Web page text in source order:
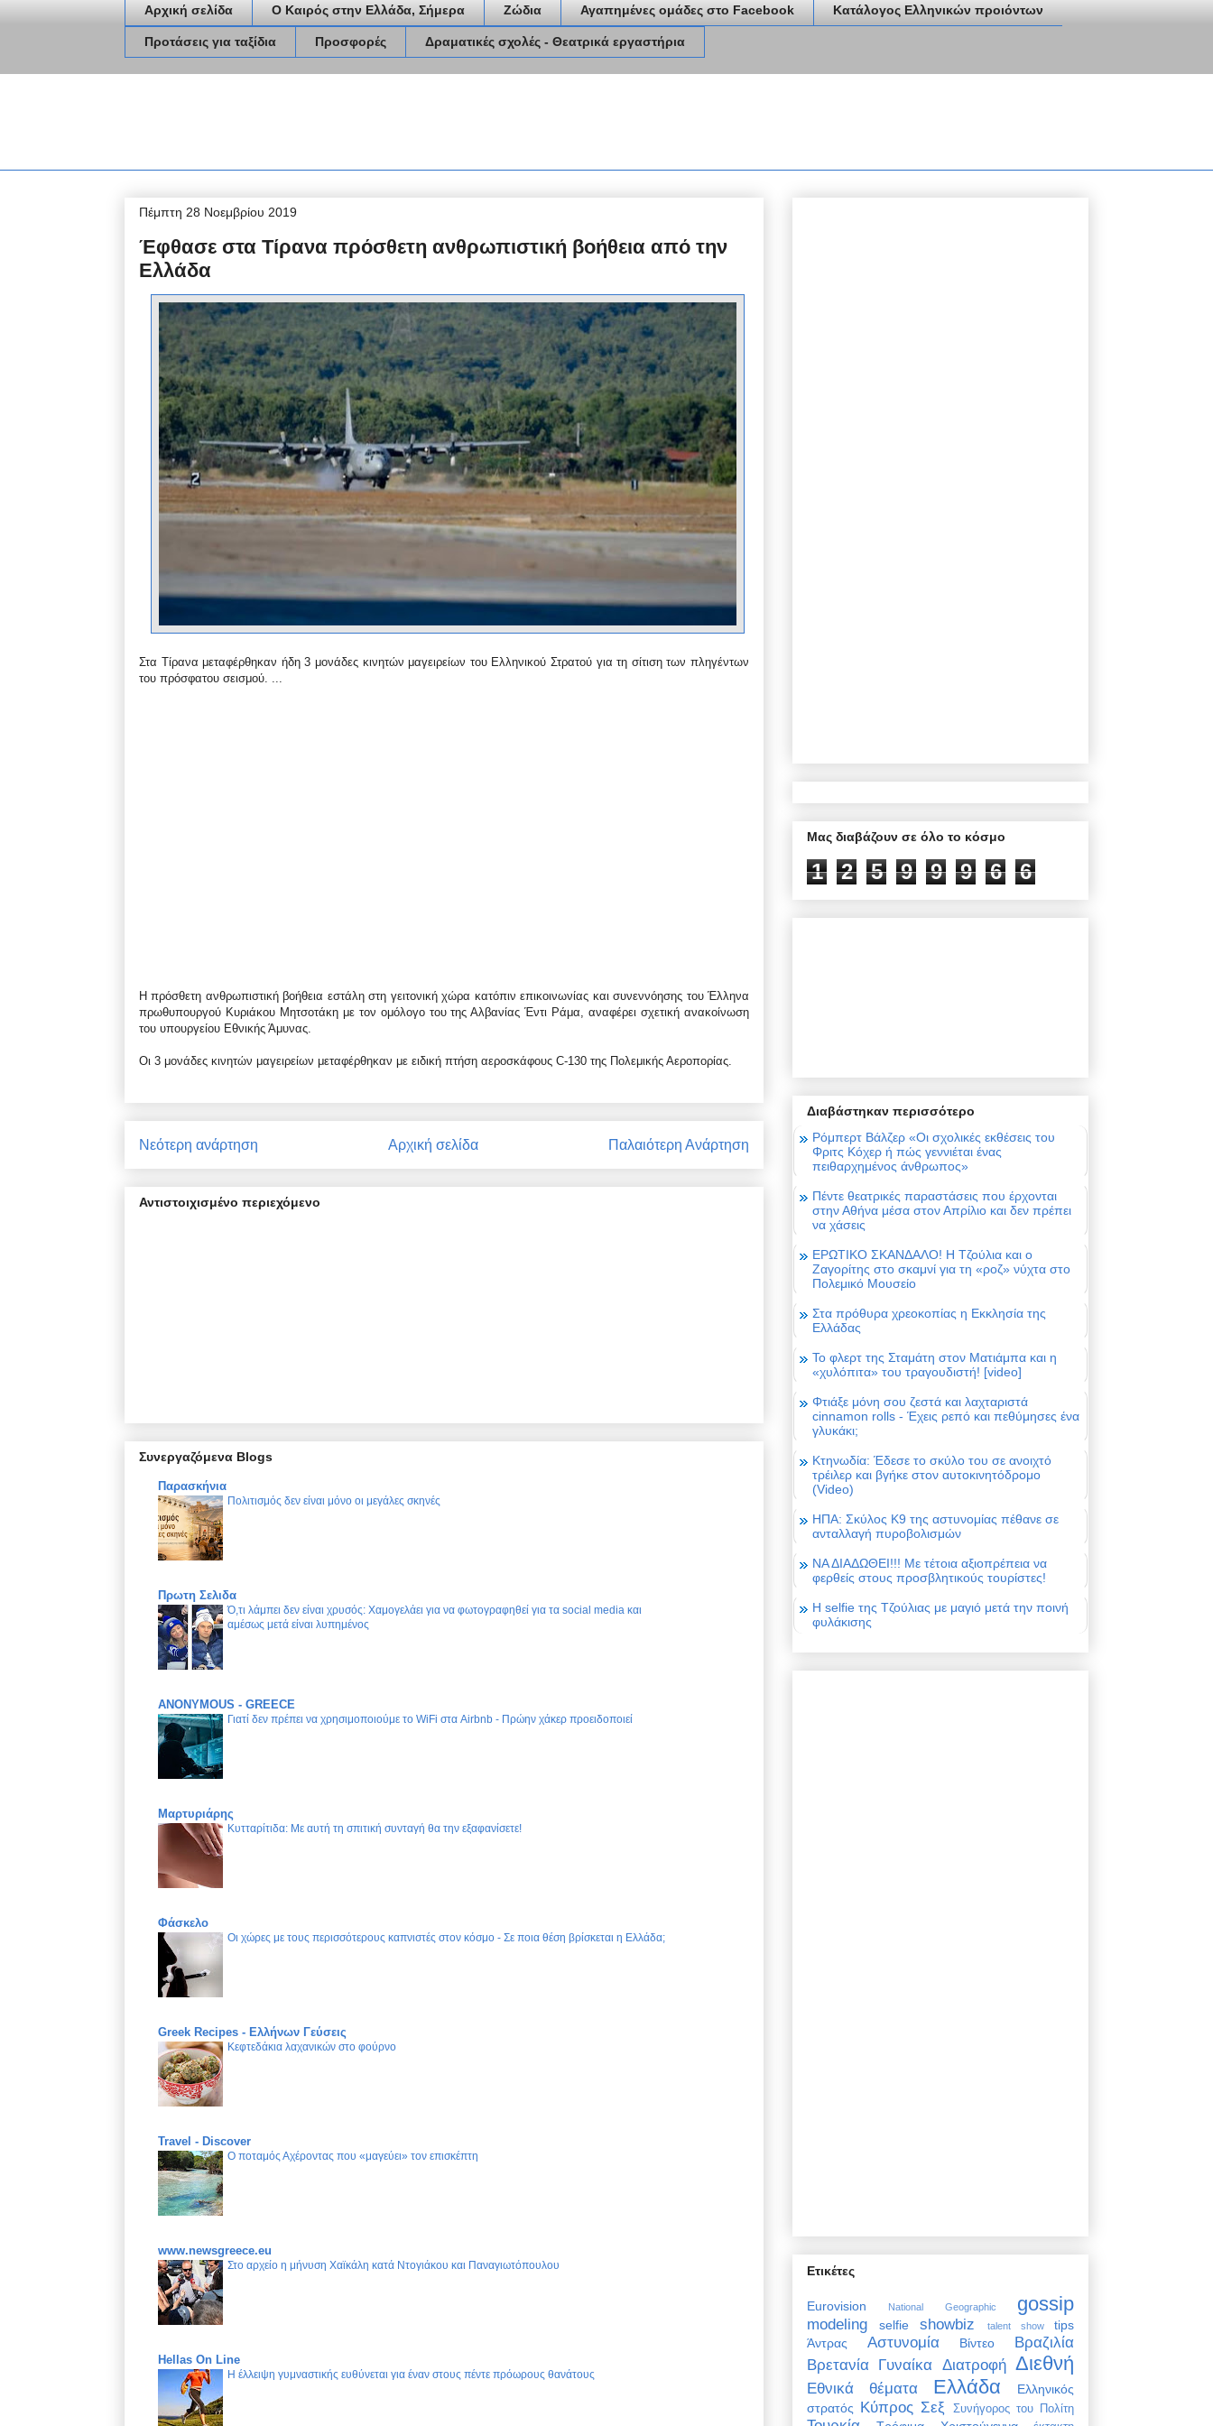
Αρχική σελίδα Ο Καιρός στην Ελλάδα, Σήμερα Ζώδια Αγαπημένες ομάδες στο Facebook Κατάλογος Ελληνικών προιόντων
Προτάσεις για ταξίδια Προσφορές Δραματικές σχολές - Θεατρικά εργαστήρια
Πέμπτη 28 Νοεμβρίου 2019
Έφθασε στα Τίρανα πρόσθετη ανθρωπιστική βοήθεια από την
Ελλάδα
Στα Τίρανα μεταφέρθηκαν ήδη 3 μονάδες κινητών μαγειρείων του Ελληνικού Στρατού για τη σίτιση των πληγέντων
του πρόσφατου σεισμού. ...
Η πρόσθετη ανθρωπιστική βοήθεια εστάλη στη γειτονική χώρα κατόπιν επικοινωνίας και συνεννόησης του Έλληνα
πρωθυπουργού Κυριάκου Μητσοτάκη με τον ομόλογο του της Αλβανίας Έντι Ράμα, αναφέρει σχετική ανακοίνωση
του υπουργείου Εθνικής Άμυνας.
Οι 3 μονάδες κινητών μαγειρείων μεταφέρθηκαν με ειδική πτήση αεροσκάφους C-130 της Πολεμικής Αεροπορίας.
Νεότερη ανάρτηση Παλαιότερη Ανάρτηση
Αρχική σελίδα
Αντιστοιχισμένο περιεχόμενο
Συνεργαζόμενα Blogs
Παρασκήνια
Πολιτισμός δεν είναι μόνο οι μεγάλες σκηνές
Πρωτη Σελιδα
Ό,τι λάμπει δεν είναι χρυσός: Χαμογελάει για να φωτογραφηθεί για τα social media και
αμέσως μετά είναι λυπημένος
ANONYMOUS - GREECE
Γιατί δεν πρέπει να χρησιμοποιούμε το WiFi στα Airbnb - Πρώην χάκερ προειδοποιεί
Μαρτυριάρης
Κυτταρίτιδα: Με αυτή τη σπιτική συνταγή θα την εξαφανίσετε!
Φάσκελο
Οι χώρες με τους περισσότερους καπνιστές στον κόσμο - Σε ποια θέση βρίσκεται η Ελλάδα;
Greek Recipes - Ελλήνων Γεύσεις
Κεφτεδάκια λαχανικών στο φούρνο
Travel - Discover
Ο ποταμός Αχέροντας που «μαγεύει» τον επισκέπτη
www.newsgreece.eu
Στο αρχείο η μήνυση Χαϊκάλη κατά Ντογιάκου και Παναγιωτόπουλου
Hellas On Line
Η έλλειψη γυμναστικής ευθύνεται για έναν στους πέντε πρόωρους θανάτους
Μας διαβάζουν σε όλο το κόσμο
1 2 5 9 9 9 6 6
Διαβάστηκαν περισσότερο
Ρόμπερτ Βάλζερ «Οι σχολικές εκθέσεις του
Φριτς Κόχερ ή πώς γεννιέται ένας
πειθαρχημένος άνθρωπος»
Πέντε θεατρικές παραστάσεις που έρχονται
στην Αθήνα μέσα στον Απρίλιο και δεν πρέπει
να χάσεις
ΕΡΩΤΙΚΟ ΣΚΑΝΔΑΛΟ! Η Τζούλια και ο
Ζαγορίτης στο σκαμνί για τη «ροζ» νύχτα στο
Πολεμικό Μουσείο
Στα πρόθυρα χρεοκοπίας η Εκκλησία της
Ελλάδας
Το φλερτ της Σταμάτη στον Ματιάμπα και η
«χυλόπιτα» του τραγουδιστή! [video]
Φτιάξε μόνη σου ζεστά και λαχταριστά
cinnamon rolls - Έχεις ρεπό και πεθύμησες ένα
γλυκάκι;
Κτηνωδία: Έδεσε το σκύλο του σε ανοιχτό
τρέιλερ και βγήκε στον αυτοκινητόδρομο
(Video)
ΗΠΑ: Σκύλος Κ9 της αστυνομίας πέθανε σε
ανταλλαγή πυροβολισμών
ΝΑ ΔΙΑΔΩΘΕΙ!!! Με τέτοια αξιοπρέπεια να
φερθείς στους προσβλητικούς τουρίστες!
Η selfie της Τζούλιας με μαγιό μετά την ποινή
φυλάκισης
Ετικέτες
Eurovision National Geographic gossip
modeling selfie showbiz talent show
tips
Άντρας
Αστυνομία Βίντεο
Βραζιλία
Βρετανία Γυναίκα Διατροφή Διεθνή
Εθνικά θέματα Ελλάδα
Ελληνικός
στρατός Κύπρος Σεξ Συνήγορος του Πολίτη